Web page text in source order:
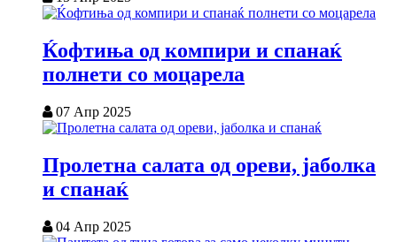
Ќофтиња од компири и спанаќ
полнети со моцарела
07 Апр 2025
Пролетна салата од ореви, јаболка
и спанаќ
04 Апр 2025